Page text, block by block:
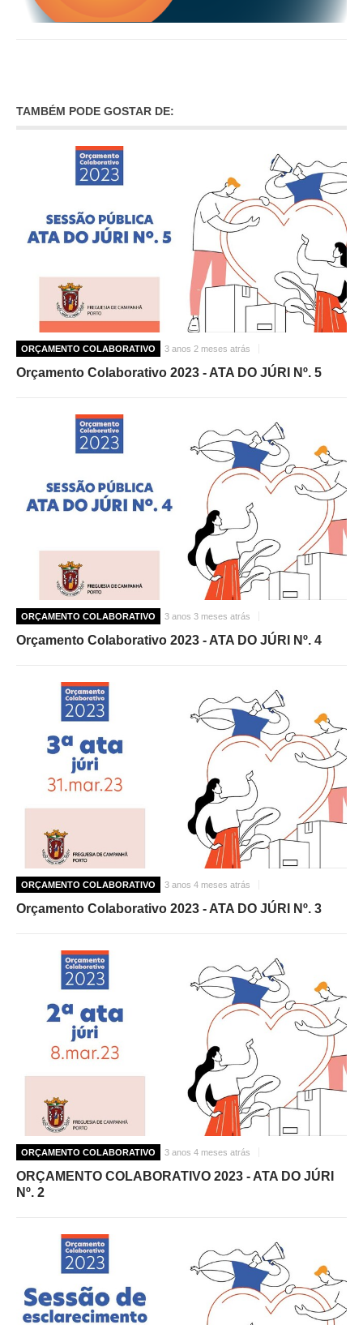
CONTACTOS
TAMBÉM PODE GOSTAR DE:
ORÇAMENTO COLABORATIVO 3 anos 2 meses atrás
Orçamento Colaborativo 2023 - ATA DO JÚRI Nº. 5
ORÇAMENTO COLABORATIVO 3 anos 3 meses atrás
Orçamento Colaborativo 2023 - ATA DO JÚRI Nº. 4
ORÇAMENTO COLABORATIVO 3 anos 4 meses atrás
Orçamento Colaborativo 2023 - ATA DO JÚRI Nº. 3
ORÇAMENTO COLABORATIVO 3 anos 4 meses atrás
ORÇAMENTO COLABORATIVO 2023 - ATA DO JÚRI
Nº. 2